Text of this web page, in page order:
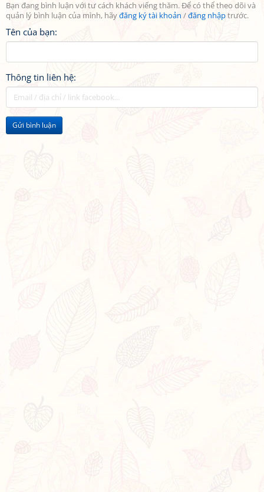
Bạn đang bình luận với tư cách khách viếng thăm. Để có thể theo dõi và
quản lý bình luận của mình, hãyđăng ký tài khoản /đăng nhậptrước.
Tên của bạn:
Thông tin liên hệ:
Gửi bình luận